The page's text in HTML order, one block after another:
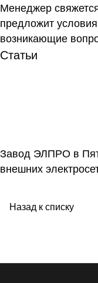
Менеджер
предложит
возникающие
Статьи
Завод ЭЛПРО в
внешних
Назад к списку